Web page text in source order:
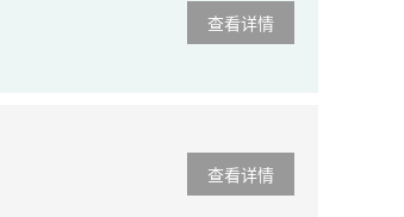
查看详情
查看详情